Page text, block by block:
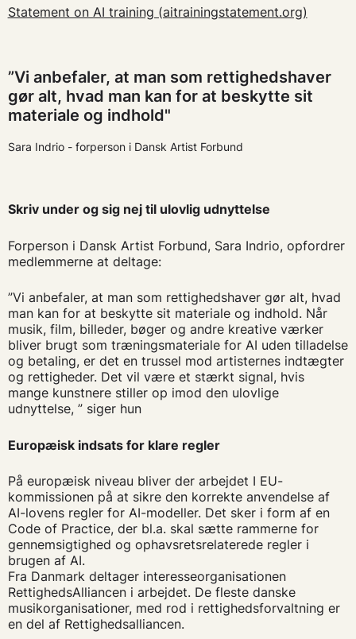
Statement on AI training (aitrainingstatement.org)
”Vi anbefaler, at man som rettighedshaver
gør alt, hvad man kan for at beskytte sit
materiale og indhold"
Sara Indrio - forperson i Dansk Artist Forbund
Skriv under og sig nej til ulovlig udnyttelse
Forperson i Dansk Artist Forbund, Sara Indrio, opfordrer
medlemmerne at deltage:
”Vi anbefaler, at man som rettighedshaver gør alt, hvad
man kan for at beskytte sit materiale og indhold. Når
musik, film, billeder, bøger og andre kreative værker
bliver brugt som træningsmateriale for AI uden tilladelse
og betaling, er det en trussel mod artisternes indtægter
og rettigheder. Det vil være et stærkt signal, hvis
mange kunstnere stiller op imod den ulovlige
udnyttelse, ” siger hun
Europæisk indsats for klare regler
På europæisk niveau bliver der arbejdet I EU-
kommissionen på at sikre den korrekte anvendelse af
AI-lovens regler for AI-modeller. Det sker i form af en
Code of Practice, der bl.a. skal sætte rammerne for
gennemsigtighed og ophavsretsrelaterede regler i
brugen af AI.
Fra Danmark deltager interesseorganisationen
RettighedsAlliancen i arbejdet. De fleste danske
musikorganisationer, med rod i rettighedsforvaltning er
en del af Rettighedsalliancen.